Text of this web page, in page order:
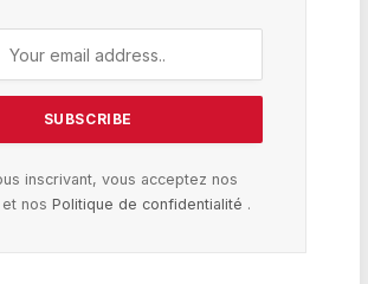
inscrivant, vous acceptez nos
et nosPolitique de confidentialité .